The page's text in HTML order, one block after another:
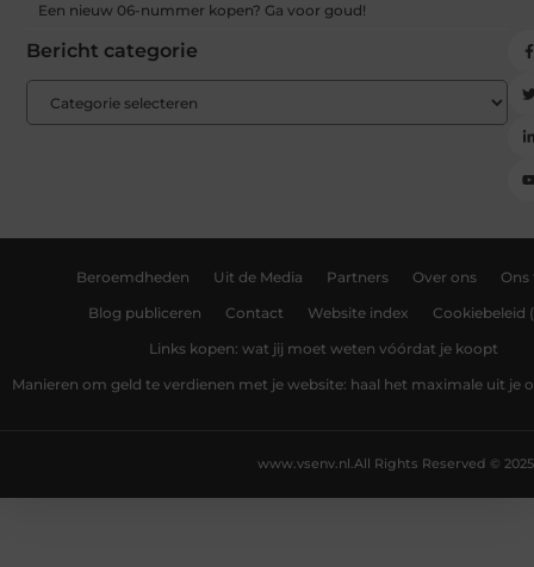
Een nieuw 06-nummer kopen? Ga voor goud!
Bericht categorie
Beroemdheden Uit de Media Partners Over ons Ons
Blog publiceren Contact Website index Cookiebeleid
Links kopen: wat jij moet weten vóórdat je koopt
Manieren om geld te verdienen met je website: haal het maximale uit je
All Rights Reserved © 2025
www.vsenv.nl.